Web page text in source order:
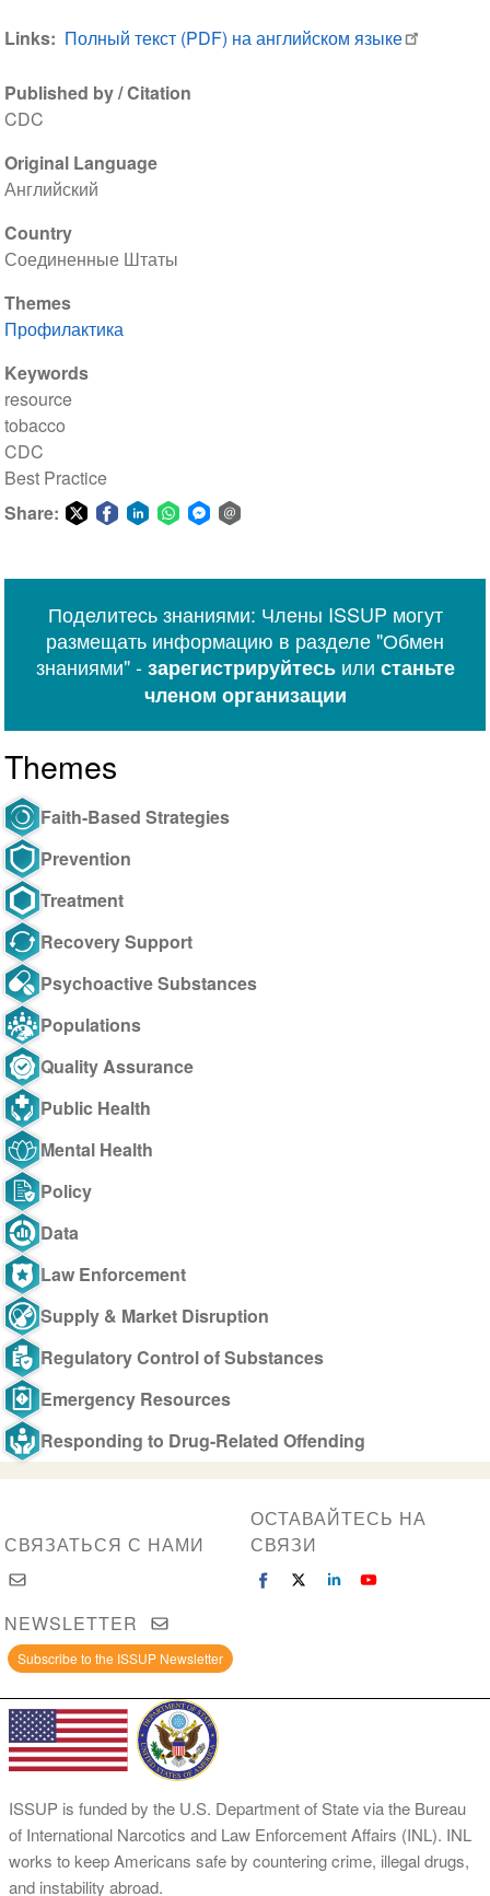
Published by / Citation
CDC
Original Language
Английский
Country
Соединенные Штаты
Themes
Профилактика
Keywords
resource
tobacco
CDC
Best Practice
Share:
Messenger
Links Полный текст (PDF) на английском языке
Поделитесь знаниями: Члены ISSUP могут
размещать информацию в разделе "Обмен
знаниями" -зарегистрируйтесьили станьте
членом организации
Themes
Faith-Based Strategies
Prevention
Treatment
Recovery Support
Psychoactive Substances
Populations
Quality Assurance
Public Health
Mental Health
Policy
Data
Law Enforcement
Supply & Market Disruption
Regulatory Control of Substances
Emergency Resources
Responding to Drug-Related Offending
СВЯЗАТЬСЯ С НАМИ
ОСТАВАЙТЕСЬ НА
СВЯЗИ
NEWSLETTER
Subscribe to the ISSUP Newsletter
ISSUP is funded by the U.S. Department of State via the Bureau
of International Narcotics and Law Enforcement Affairs (INL). INL
works to keep Americans safe by countering crime, illegal drugs,
and instability abroad.